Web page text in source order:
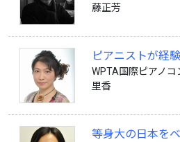
藤正芳
ピアニストが経
WPTA国際ピアノ
里香
等身大の日本を